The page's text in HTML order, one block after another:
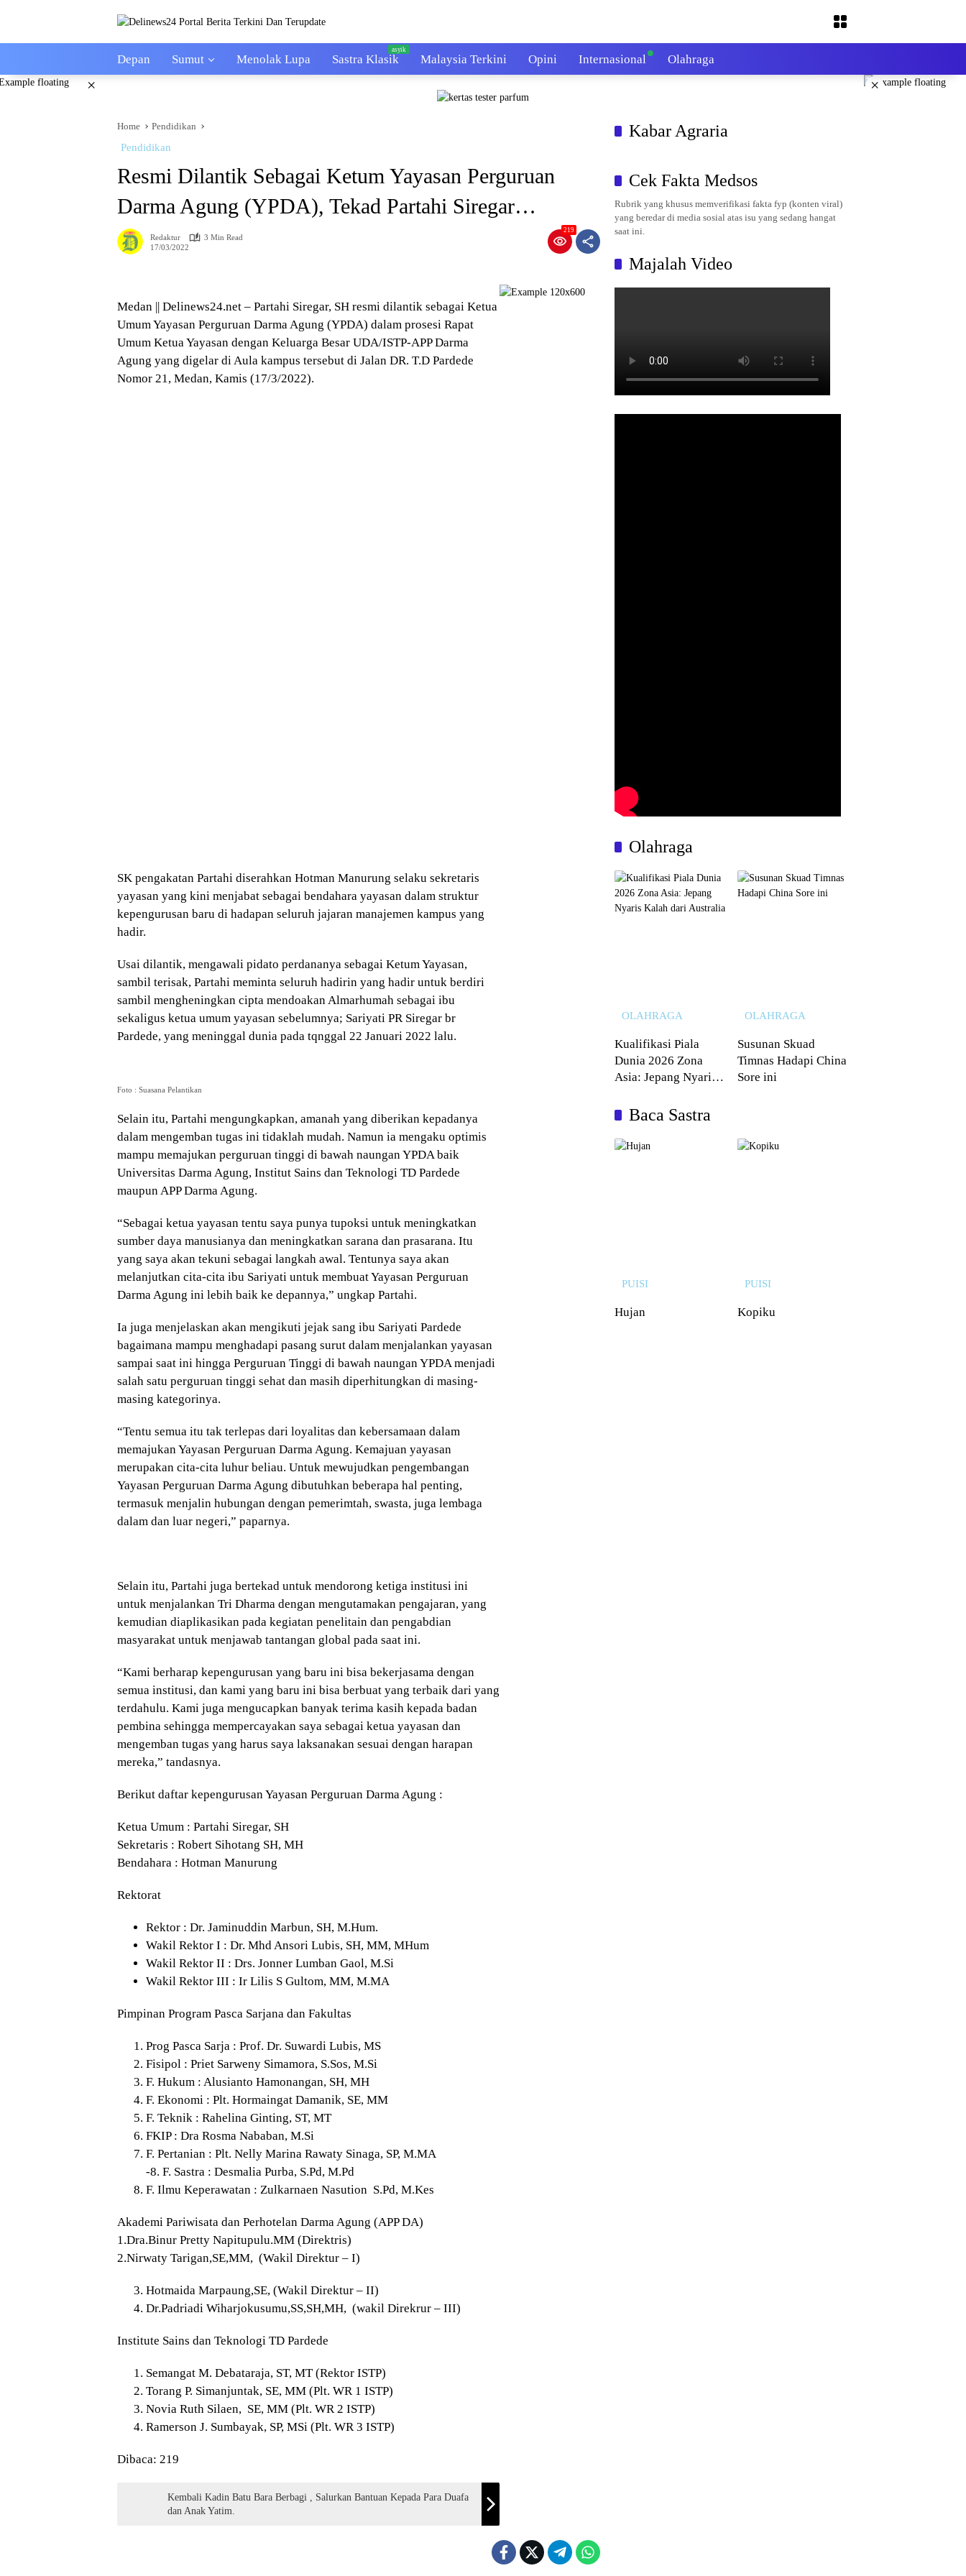
Depan Sumut Menolak Lupa Sastra Klasik Malaysia Terkini Opini Internasional Olahraga
× ×
Home Pendidikan
Pendidikan
Resmi Dilantik Sebagai Ketum Yayasan Perguruan
Darma Agung (YPDA), Tekad Partahi Siregar…
Redaktur
3 Min Read
17/03/2022
219
Medan || Delinews24.net – Partahi Siregar, SH resmi dilantik sebagai Ketua
Umum Yayasan Perguruan Darma Agung (YPDA) dalam prosesi Rapat
Umum Ketua Yayasan dengan Keluarga Besar UDA/ISTP-APP Darma
Agung yang digelar di Aula kampus tersebut di Jalan DR. T.D Pardede
Nomor 21, Medan, Kamis (17/3/2022).
SK pengakatan Partahi diserahkan Hotman Manurung selaku sekretaris
yayasan yang kini menjabat sebagai bendahara yayasan dalam struktur
kepengurusan baru di hadapan seluruh jajaran manajemen kampus yang
hadir.
Usai dilantik, mengawali pidato perdananya sebagai Ketum Yayasan,
sambil terisak, Partahi meminta seluruh hadirin yang hadir untuk berdiri
sambil mengheningkan cipta mendoakan Almarhumah sebagai ibu
sekaligus ketua umum yayasan sebelumnya; Sariyati PR Siregar br
Pardede, yang meninggal dunia pada tqnggal 22 Januari 2022 lalu.
Foto : Suasana Pelantikan
Selain itu, Partahi mengungkapkan, amanah yang diberikan kepadanya
dalam mengemban tugas ini tidaklah mudah. Namun ia mengaku optimis
mampu memajukan perguruan tinggi di bawah naungan YPDA baik
Universitas Darma Agung, Institut Sains dan Teknologi TD Pardede
maupun APP Darma Agung.
“Sebagai ketua yayasan tentu saya punya tupoksi untuk meningkatkan
sumber daya manusianya dan meningkatkan sarana dan prasarana. Itu
yang saya akan tekuni sebagai langkah awal. Tentunya saya akan
melanjutkan cita-cita ibu Sariyati untuk membuat Yayasan Perguruan
Darma Agung ini lebih baik ke depannya,” ungkap Partahi.
Ia juga menjelaskan akan mengikuti jejak sang ibu Sariyati Pardede
bagaimana mampu menghadapi pasang surut dalam menjalankan yayasan
sampai saat ini hingga Perguruan Tinggi di bawah naungan YPDA menjadi
salah satu perguruan tinggi sehat dan masih diperhitungkan di masing-
masing kategorinya.
“Tentu semua itu tak terlepas dari loyalitas dan kebersamaan dalam
memajukan Yayasan Perguruan Darma Agung. Kemajuan yayasan
merupakan cita-cita luhur beliau. Untuk mewujudkan pengembangan
Yayasan Perguruan Darma Agung dibutuhkan beberapa hal penting,
termasuk menjalin hubungan dengan pemerimtah, swasta, juga lembaga
dalam dan luar negeri,” paparnya.
Selain itu, Partahi juga bertekad untuk mendorong ketiga institusi ini
untuk menjalankan Tri Dharma dengan mengutamakan pengajaran, yang
kemudian diaplikasikan pada kegiatan penelitain dan pengabdian
masyarakat untuk menjawab tantangan global pada saat ini.
“Kami berharap kepengurusan yang baru ini bisa bekerjasama dengan
semua institusi, dan kami yang baru ini bisa berbuat yang terbaik dari yang
terdahulu. Kami juga mengucapkan banyak terima kasih kepada badan
pembina sehingga mempercayakan saya sebagai ketua yayasan dan
mengemban tugas yang harus saya laksanakan sesuai dengan harapan
mereka,” tandasnya.
Berikut daftar kepengurusan Yayasan Perguruan Darma Agung :
Ketua Umum : Partahi Siregar, SH
Sekretaris : Robert Sihotang SH, MH
Bendahara : Hotman Manurung
Rektorat
Rektor : Dr. Jaminuddin Marbun, SH, M.Hum.
Wakil Rektor I : Dr. Mhd Ansori Lubis, SH, MM, MHum
Wakil Rektor II : Drs. Jonner Lumban Gaol, M.Si
Wakil Rektor III : Ir Lilis S Gultom, MM, M.MA
Pimpinan Program Pasca Sarjana dan Fakultas
Prog Pasca Sarja : Prof. Dr. Suwardi Lubis, MS
Fisipol : Priet Sarweny Simamora, S.Sos, M.Si
F. Hukum : Alusianto Hamonangan, SH, MH
F. Ekonomi : Plt. Hormaingat Damanik, SE, MM
F. Teknik : Rahelina Ginting, ST, MT
FKIP : Dra Rosma Nababan, M.Si
F. Pertanian : Plt. Nelly Marina Rawaty Sinaga, SP, M.MA
-8. F. Sastra : Desmalia Purba, S.Pd, M.Pd
F. Ilmu Keperawatan : Zulkarnaen Nasution S.Pd, M.Kes
Akademi Pariwisata dan Perhotelan Darma Agung (APP DA)
1.Dra.Binur Pretty Napitupulu.MM (Direktris)
2.Nirwaty Tarigan,SE,MM, (Wakil Direktur – I)
Hotmaida Marpaung,SE, (Wakil Direktur – II)
Dr.Padriadi Wiharjokusumu,SS,SH,MH, (wakil Direkrur – III)
Institute Sains dan Teknologi TD Pardede
Semangat M. Debataraja, ST, MT (Rektor ISTP)
Torang P. Simanjuntak, SE, MM (Plt. WR 1 ISTP)
Novia Ruth Silaen, SE, MM (Plt. WR 2 ISTP)
Ramerson J. Sumbayak, SP, MSi (Plt. WR 3 ISTP)
Dibaca: 219
Kembali Kadin Batu Bara Berbagi , Salurkan Bantuan Kepada Para Duafa
dan Anak Yatim.
Kabar Agraria
Cek Fakta Medsos
Rubrik yang khusus memverifikasi fakta fyp (konten viral)
yang beredar di media sosial atas isu yang sedang hangat
saat ini.
Majalah Video
Olahraga
OLAHRAGA
Kualifikasi Piala
Dunia 2026 Zona
Asia: Jepang Nyaris
OLAHRAGA
Susunan Skuad
Timnas Hadapi China
Sore ini
Baca Sastra
PUISI
Hujan
PUISI
Kopiku